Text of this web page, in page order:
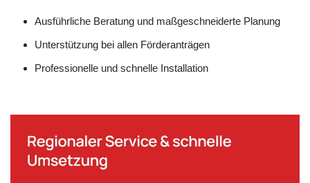
Ausführliche Beratung und maßgeschneiderte Planung
Unterstützung bei allen Förderanträgen
Professionelle und schnelle Installation